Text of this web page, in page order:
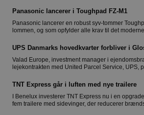
Panasonic lancerer i Toughpad FZ-M1
Panasonic lancerer en robust syv-tommer
lommen, og som opfylder alle krav til det
UPS Danmarks hovedkvarter forbliver i
Valad Europe, investment manager i
lejekontrakten med United Parcel Service, UPS,
TNT Express går i luften med nye trailere
I Benelux investerer TNT Express nu i en
fem trailere med sidevinger, der reducerer